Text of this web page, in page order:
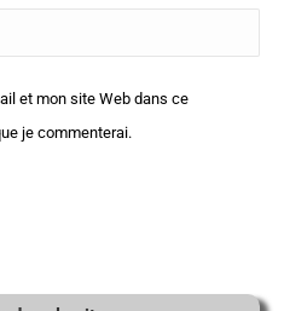
et mon site Web dans ce
je commenterai.